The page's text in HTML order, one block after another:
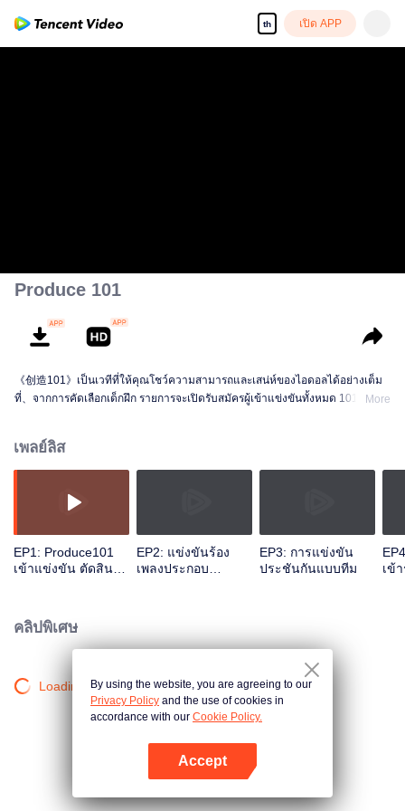
th เปิด APP
Produce 101
《创造101》เป็นเวทีที่ให้คุณโชว์ความสามารถและเสน่ห์ของไอดอลได้อย่างเต็ม
ที่、จากการคัดเลือกเด็กฝึก รายการจะเปิดรับสมัครผู้เข้าแข่งขันทั้งหมด 101 คน，
More
เพลย์ลิส
EP1: Produce101
เข้าแข่งขัน ตัดสิน
EP2: แข่งขันร้อง
เพลงประกอบ
EP3: การแข่งขัน
ประชันกันแบบทีม
เข้
คลิปพิเศษ
Loading…By using the website, you are agreeing to our
Privacy Policy and the use of cookies in
accordance with our Cookie Policy.
Accept